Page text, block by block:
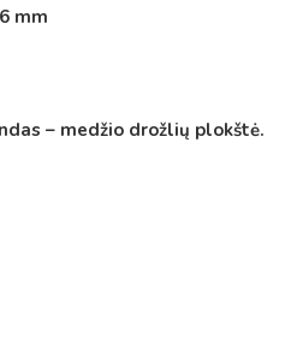
mm
– medžio drožlių plokštė.